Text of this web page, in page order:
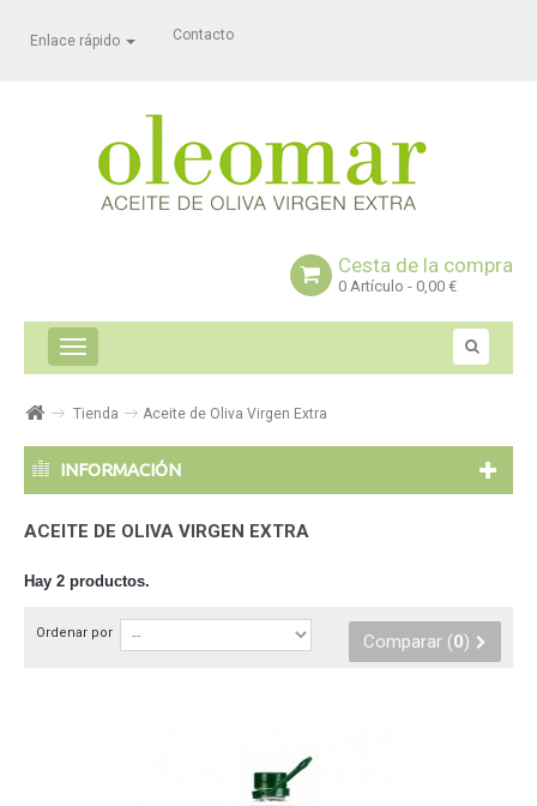
Enlace rápido Contacto
Cesta de la compra
0 Artículo - 0,00 €
Navegación
Toggle
Tienda Aceite de Oliva Virgen Extra
INFORMACIÓN
ACEITE DE OLIVA VIRGEN EXTRA
Hay 2 productos.
Ordenar por Comparar (0)